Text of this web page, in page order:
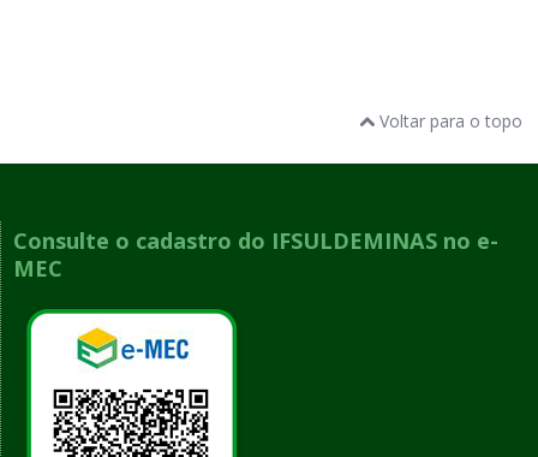
Voltar para o topo
Consulte o cadastro do IFSULDEMINAS no e-
MEC